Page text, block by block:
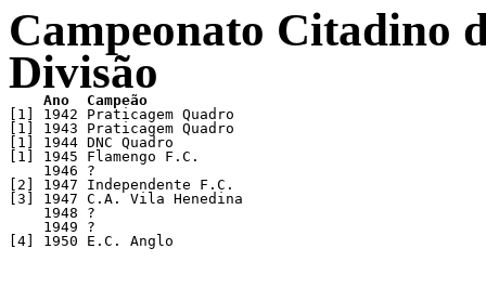
Campeonato Citadino
Divisão
[1] 1942 Praticagem Quadro
[1] 1943 Praticagem Quadro
[1] 1944 DNC Quadro
[1] 1945 Flamengo F.C.
    1946 ?
[2] 1947 Independente F.C.
[3] 1947 C.A. Vila Henedina
    1948 ?
    1949 ?
[4] 1950 E.C. Anglo